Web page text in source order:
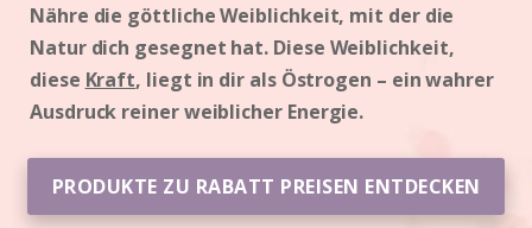
Nähre die göttliche Weiblichkeit, mit der die
Natur dich gesegnet hat. Diese Weiblichkeit,
diese Kraft, liegt in dir als Östrogen – ein wahrer
Ausdruck reiner weiblicher Energie.
PRODUKTE ZU RABATT PREISEN ENTDECKEN